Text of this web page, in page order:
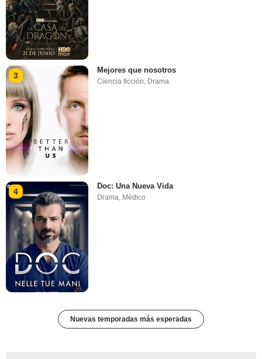
3
Mejores que nosotros
Ciencia ficción, Drama
4
Doc: Una Nueva Vida
Drama, Médico
Nuevas temporadas más esperadas